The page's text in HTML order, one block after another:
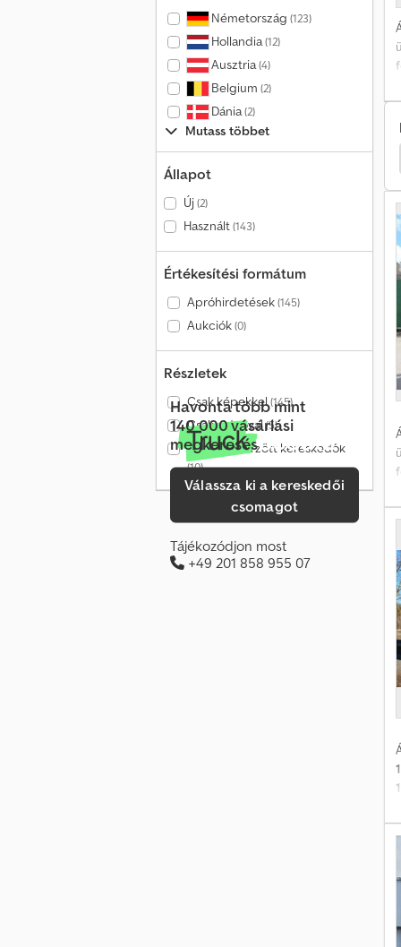
Németország (123)
Hollandia(12)
Ausztria(4)
Belgium (2)
Dánia(2)
Mutass többet
Állapot
Új(2)
Használt(143)
Értékesítési formátum
Apróhirdetések(145)
Aukciók(0)
Részletek
Csak képekkel(145)
Csak videóval(5)
Csak ellenőrzött kereskedők
(10)
Havonta több mint
140 000 vásárlási
megkeresés
Válassza ki a kereskedői
csomagot
Tájékozódjon most
+49 201 858 955 07